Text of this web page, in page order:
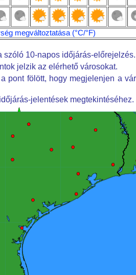
megváltoztatása (°C/°F)
szóló 10-napos időjárás-előrejelzés.
jelzik az elérhető városokat.
pont fölött, hogy megjelenjen a
jelentések megtekintéséhez.